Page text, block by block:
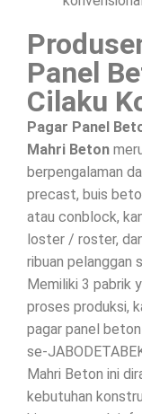
Panel
Cilaku
Pagar Panel
Mahri Beton
berpengalaman
precast, buis
atau conblock,
loster / roster,
ribuan pelanggan
Memiliki 3 pabrik
proses produksi,
pagar panel
se-
Mahri Beton ini
kebutuhan